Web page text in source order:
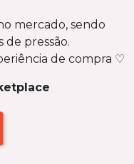
mercado, sendo
de pressão.
de compra ♡